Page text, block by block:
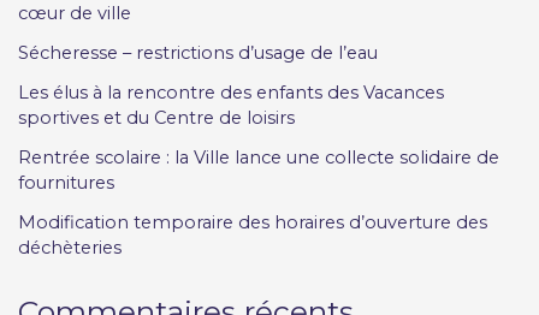
cœur de ville
Sécheresse – restrictions d’usage de l’eau
Les élus à la rencontre des enfants des Vacances
sportives et du Centre de loisirs
Rentrée scolaire : la Ville lance une collecte solidaire de
fournitures
Modification temporaire des horaires d’ouverture des
déchèteries